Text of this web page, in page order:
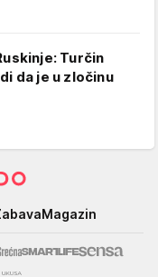
Turčin
da je u zločinu
Magazin